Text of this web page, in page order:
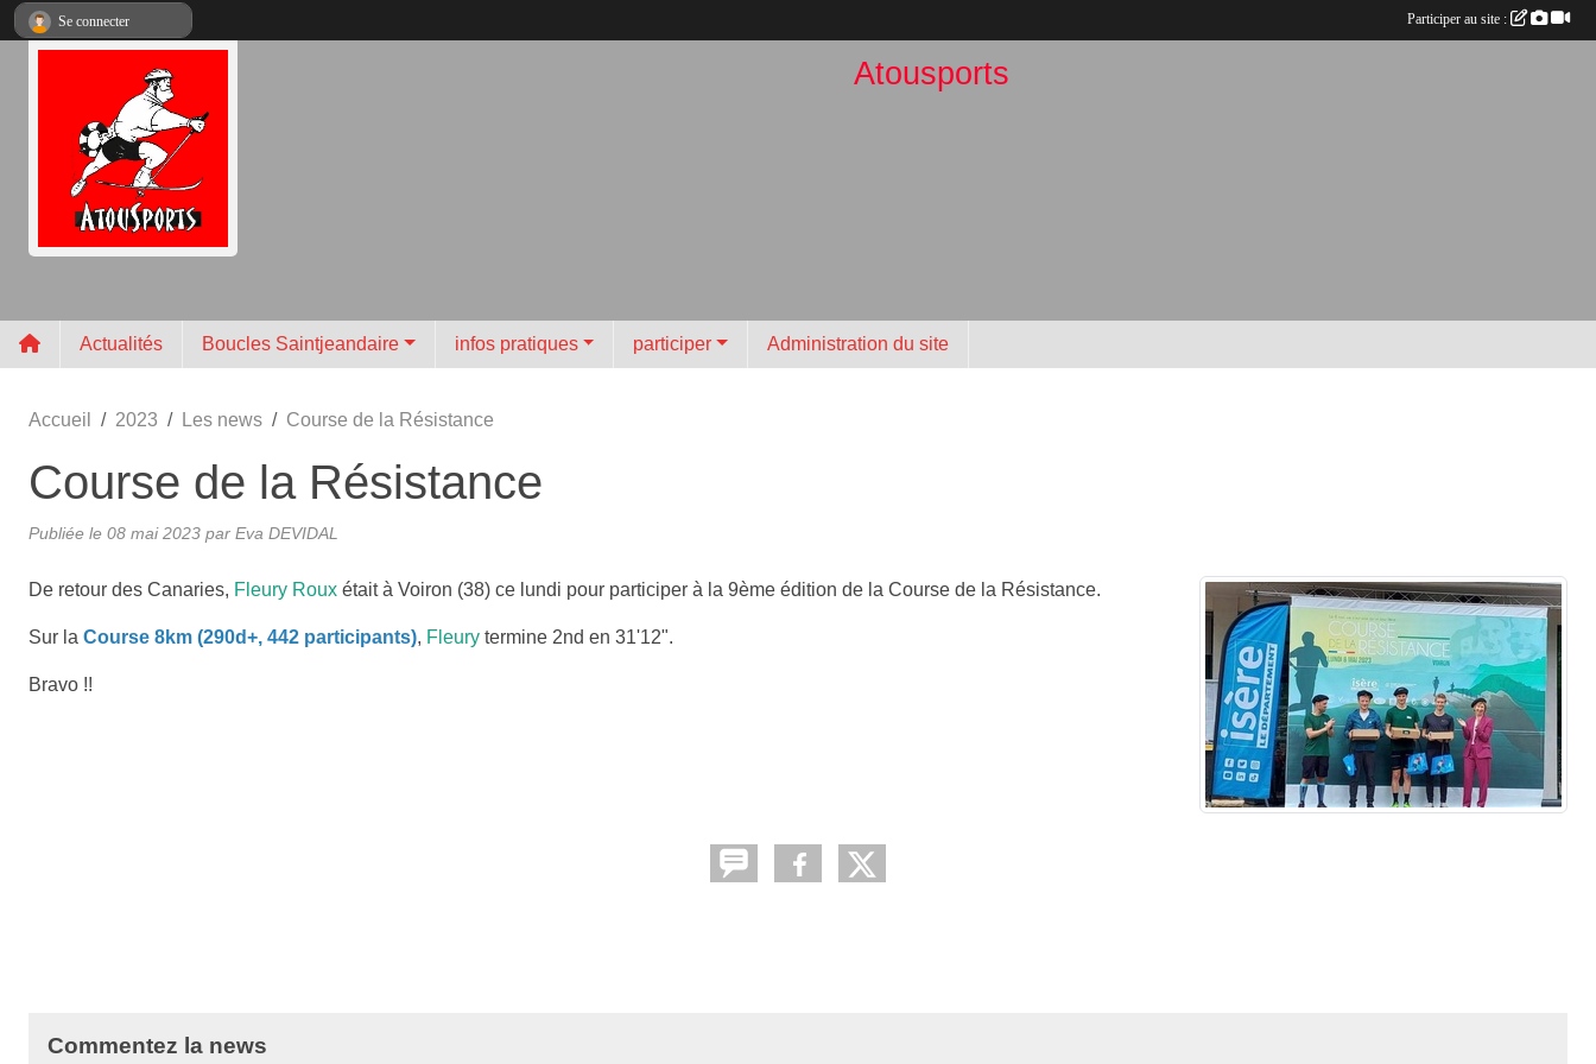
Atousports
Actualités Boucles Saintjeandaire infos pratiques participer Administration du site
Accueil 2023 Les news Course de la Résistance
Course de la Résistance
Publiée le 08 mai 2023 par Eva DEVIDAL
De retour des Canaries, Fleury Roux était à Voiron (38) ce lundi pour participer à la 9ème édition de la Course de la Résistance.
Sur la Course 8km (290d+, 442 participants), Fleury termine 2nd en 31'12".
Bravo !!
Commentez la news
Se connecter Participer au site :
Panneau de gestion des cookies